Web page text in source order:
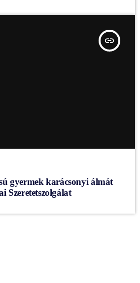
insert_link
gyermek karácsonyi álmát
Szeretetszolgálat